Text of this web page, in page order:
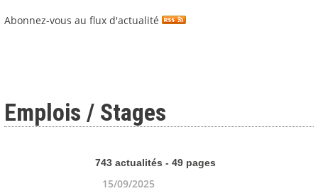
Abonnez-vous au flux d'actualité
Emplois / Stages
743 actualités - 49 pages
15/09/2025